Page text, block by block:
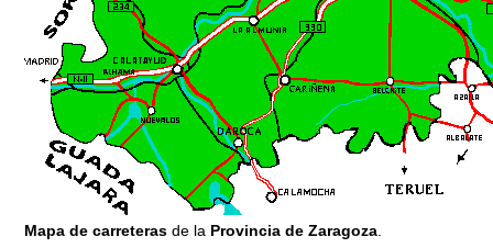
Mapa de carreteras de la Provincia de Zaragoza